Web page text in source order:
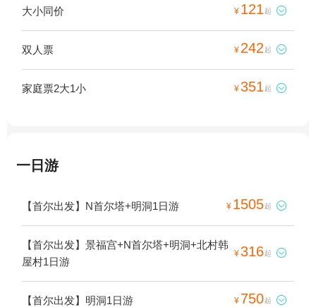
大小同价 ¥ 121 起 
双人票 ¥ 242 起 
家庭票2大1小 ¥351 起 
一日游
【首尔出发】N首尔塔+明洞1日游 ¥ 1505起 
【首尔出发】景福宫+N首尔塔+明洞+北村韩
屋村1日游
¥316起 
【首尔出发】明洞1日游 ¥ 750起 